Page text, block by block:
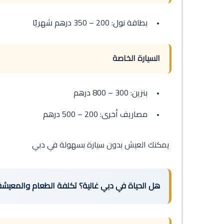
بطاقة نول: 200 – 350 درهم شهريًا
السيارة الخاصة
بنزين: 300 – 800 درهم
مصاريف أخرى: 200 – 500 درهم
يمكنك العيش بدون سيارة بسهولة في دبي
هل الحياة في دبي غالية؟ تكلفة الطعام